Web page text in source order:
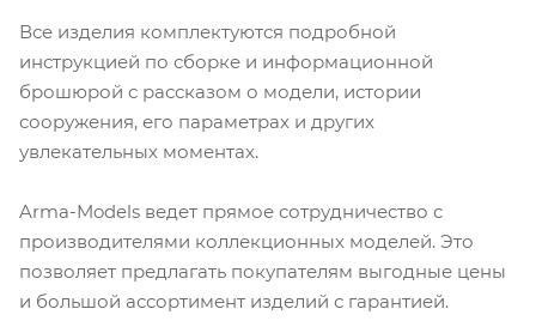
Все изделия комплектуются подробной
инструкцией по сборке и информационной
брошюрой с рассказом о модели, истории
сооружения, его параметрах и других
увлекательных моментах.
Arma-Models ведет прямое сотрудничество с
производителями коллекционных моделей. Это
позволяет предлагать покупателям выгодные цены
и большой ассортимент изделий с гарантией.